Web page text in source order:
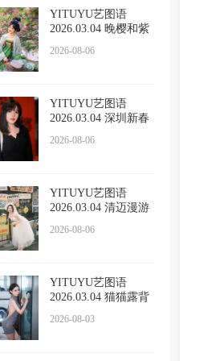
YITUYU艺图语
2026.03.04 晚樱和紫
2026-08-06
YITUYU艺图语
2026.03.04 深圳新春
2026-08-06
YITUYU艺图语
2026.03.04 清迈漫游
2026-08-06
YITUYU艺图语
2026.03.04 猫猫露背
2026-08-03